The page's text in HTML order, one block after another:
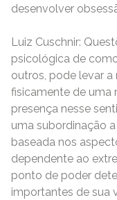
desenvolver
Luiz Cuschnir:
psicológica de
outros, pode levar a
fisicamente de uma
presença nesse
uma subordinação
baseada nos
dependente ao
ponto de poder
importantes de sua